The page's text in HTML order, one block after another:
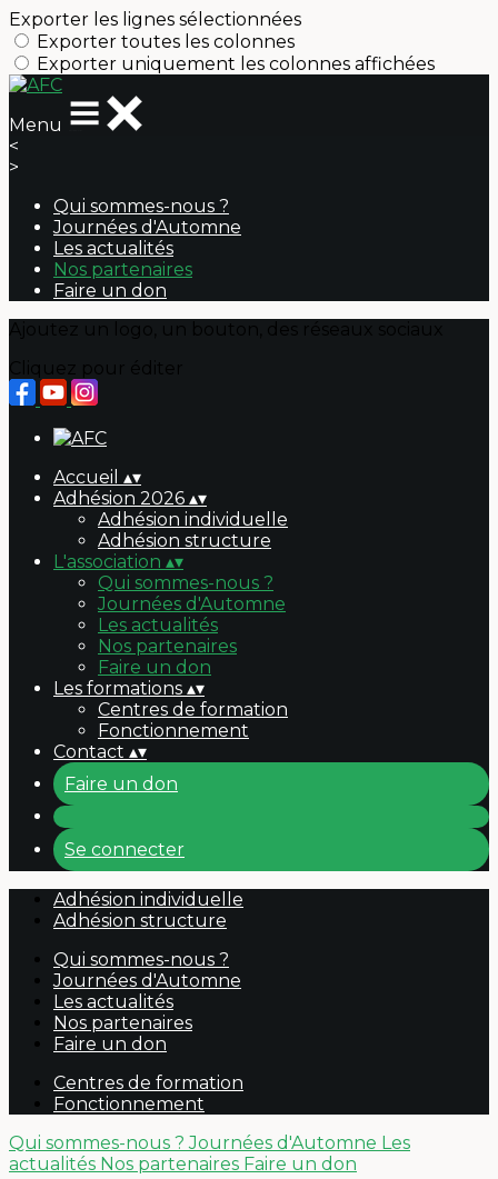
Exporter les lignes sélectionnées
Exporter toutes les colonnes
Exporter uniquement les colonnes affichées
Menu
<
>
Qui sommes-nous ?
Journées d'Automne
Les actualités
Nos partenaires
Faire un don
Accueil ▴▾
Adhésion 2026 ▴▾
Adhésion individuelle
Adhésion structure
L'association ▴▾
Qui sommes-nous ?
Journées d'Automne
Les actualités
Nos partenaires
Faire un don
Les formations ▴▾
Centres de formation
Fonctionnement
Contact ▴▾
Faire un don
Se connecter
Adhésion individuelle
Adhésion structure
Qui sommes-nous ?
Journées d'Automne
Les actualités
Nos partenaires
Faire un don
Centres de formation
Fonctionnement
Qui sommes-nous ?Journées d'Automne Les
actualités Nos partenaires Faire un don